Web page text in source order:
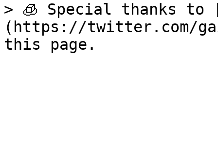
> 🧊 Special thanks to
(https://twitter.com/